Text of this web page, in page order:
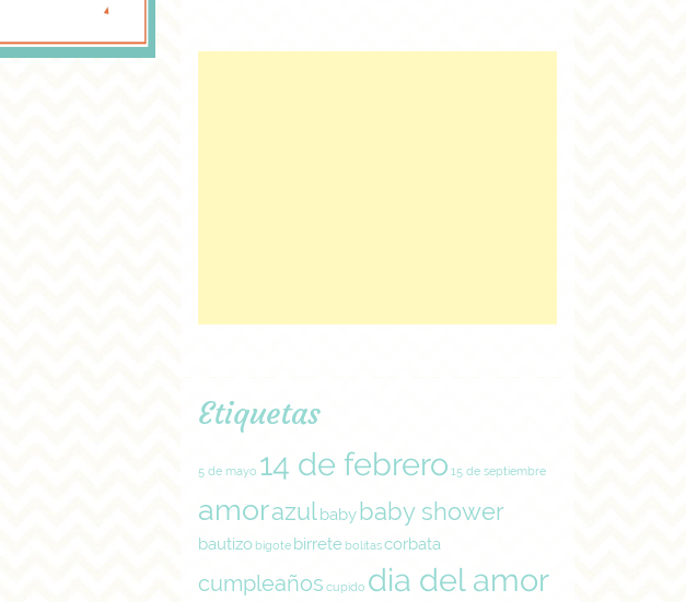
Etiquetas
5 de mayo 14 de febrero 15 de septiembre
amorazul baby baby shower
bautizo bigote birrete bolitascorbata
cumpleaños cupido dia del amor